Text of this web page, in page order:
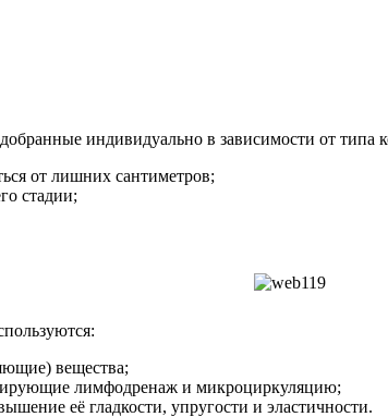
индивидуально в зависимости от
от лишних сантиметров;
стадии;
вещества;
лимфодренаж и микроциркуляцию;
её гладкости, упругости и эластичности.